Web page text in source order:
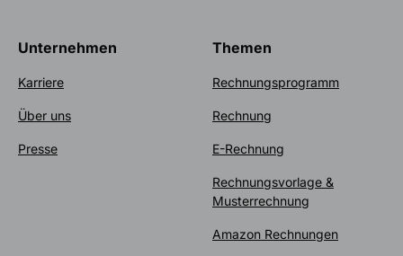
Unternehmen
Karriere
Über uns
Presse
Themen
Rechnungsprogramm
Rechnung
E-Rechnung
Rechnungsvorlage &
Musterrechnung
Amazon Rechnungen